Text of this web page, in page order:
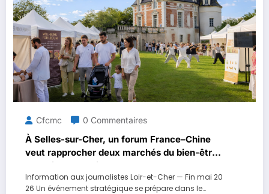
Cfcmc 0 Commentaires
À Selles-sur-Cher, un forum France–Chine
veut rapprocher deux marchés du bien-être
en pleine explosion
Information aux journalistes Loir-et-Cher — Fin mai 20
26 Un événement stratégique se prépare dans le…